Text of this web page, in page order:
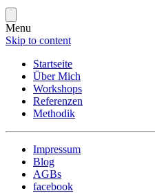
Menu
Skip to content
Startseite
Über Mich
Workshops
Referenzen
Methodik
Impressum
Blog
AGBs
facebook